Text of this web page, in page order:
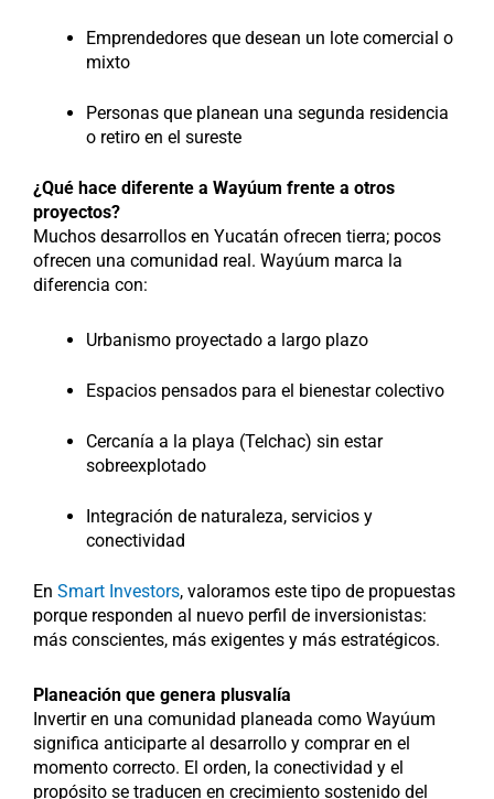
Emprendedores que desean un lote comercial o
mixto
Personas que planean una segunda residencia
o retiro en el sureste
¿Qué hace diferente a Wayúum frente a otros
proyectos?
Muchos desarrollos en Yucatán ofrecen tierra; pocos
ofrecen una comunidad real. Wayúum marca la
diferencia con:
Urbanismo proyectado a largo plazo
Espacios pensados para el bienestar colectivo
Cercanía a la playa (Telchac) sin estar
sobreexplotado
Integración de naturaleza, servicios y
conectividad
En Smart Investors, valoramos este tipo de propuestas
porque responden al nuevo perfil de inversionistas:
más conscientes, más exigentes y más estratégicos.
Planeación que genera plusvalía
Invertir en una comunidad planeada como Wayúum
significa anticiparte al desarrollo y comprar en el
momento correcto. El orden, la conectividad y el
propósito se traducen en crecimiento sostenido del